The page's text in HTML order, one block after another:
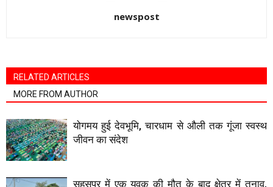
newspost
RELATED ARTICLES
MORE FROM AUTHOR
योगमय हुई देवभूमि, चारधाम से औली तक गूंजा स्वस्थ
जीवन का संदेश
सहसपुर में एक युवक की मौत के बाद क्षेत्र में तनाव,